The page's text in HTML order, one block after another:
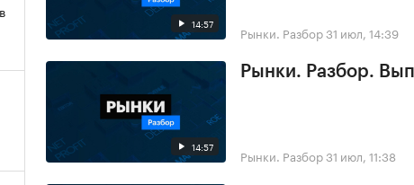
14:57 Рынки. Разбор31 июл, 14:39
14:57
Рынки. Разбор.
Рынки. Разбор31 июл, 11:38